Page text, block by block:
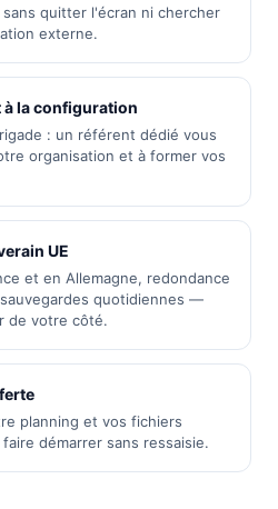
quitter l'écran ni chercher
externe.
la configuration
: un référent dédié vous
organisation et à former vos
UE
et en Allemagne, redondance
quotidiennes —
de votre côté.
planning et vos fichiers
démarrer sans ressaisie.